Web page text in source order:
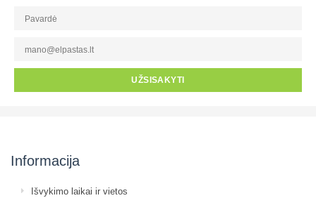
UŽSISAKYTI
Informacija
Išvykimo laikai ir vietos